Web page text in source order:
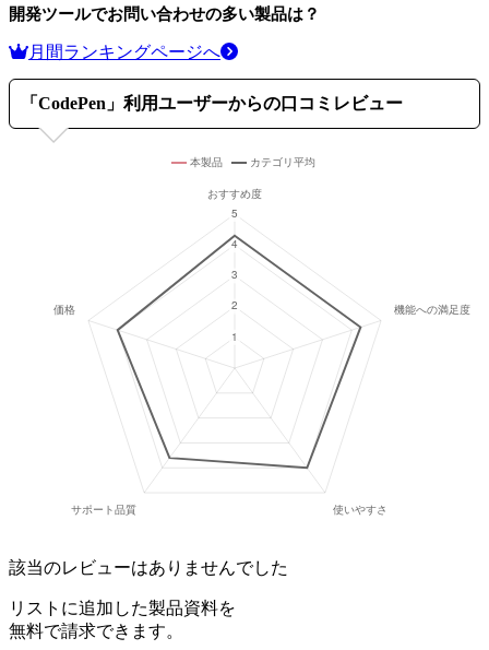
開発ツールでお問い合わせの多い製品は？
月間ランキングページへ
「 CodePen 」利用ユーザーからの口コミレビュー
該当のレビューはありませんでした
リストに追加した製品資料を
無料で請求できます。